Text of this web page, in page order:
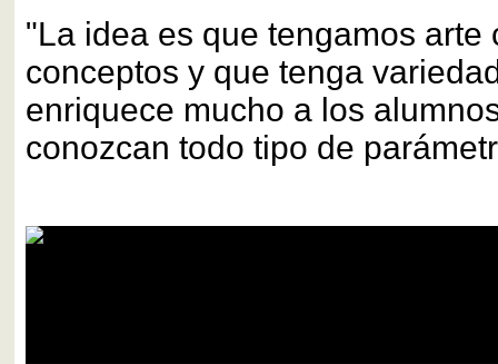
"La idea es que tengamos arte
conceptos y que tenga
enriquece mucho a los
conozcan todo tipo de